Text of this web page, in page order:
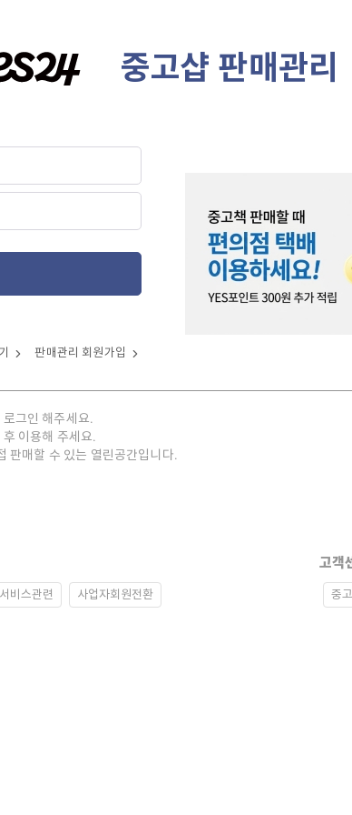
중고샵 판매관리
판매관리 회원가입
그인 해주세요.
이용해 주세요.
판매할 수 있는 열린공간입니다.
비스관련 사업자회원전환
고객
중